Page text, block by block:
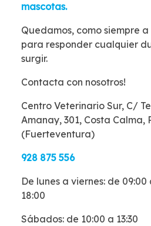
mascotas.
Quedamos, como siempre
para responder cualquier
surgir.
Contacta con nosotros!
Centro Veterinario Sur, C/
Amanay, 301, Costa Calma,
(Fuerteventura)
928 875 556
De lunes a viernes: de 09:00
18:00
Sábados: de 10:00 a 13:30